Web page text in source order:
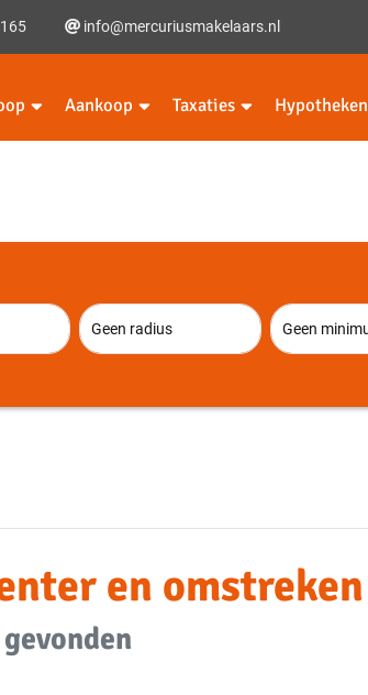
info@mercuriusmakelaars.nl
Aankoop Taxaties Hypotheken
en omstreken